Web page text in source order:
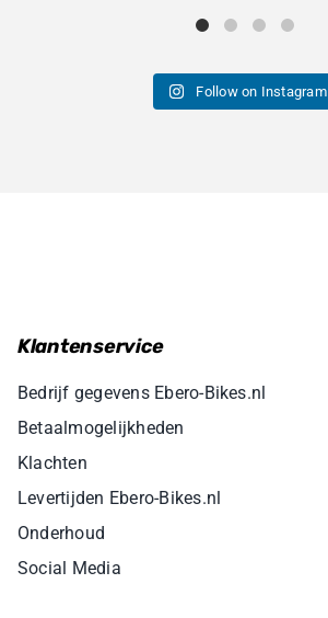
Follow on Instagram
Klantenservice
Bedrijf gegevens Ebero-Bikes.nl
Betaalmogelijkheden
Klachten
Levertijden Ebero-Bikes.nl
Onderhoud
Social Media